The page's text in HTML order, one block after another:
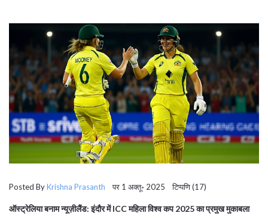
Posted ByKrishna Prasanth पर 1 अक्तू॰ 2025 टिप्पणि (17)
ऑस्ट्रेलिया बनाम न्यूज़ीलैंड: इंदौर में ICC महिला विश्व कप 2025 का प्रमुख मुकाबला